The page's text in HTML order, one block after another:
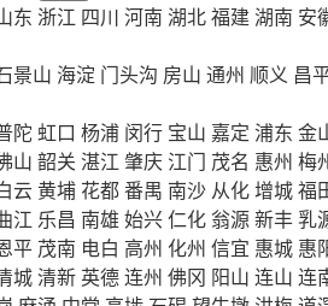
东 浙江 四川 河南 湖北福建湖南 安
景山 海淀 门头沟 房山 通州 顺义 昌
陀 虹口 杨浦 闵行 宝山 嘉定 浦东 金
山 韶关 湛江 肇庆 江门 茂名 惠州 梅
云黄埔 花都番禺 南沙 从化增城福
江 乐昌 南雄 始兴仁化 翁源新丰乳
平 茂南 电白 高州 化州 信宜 惠城 惠
城清新 英德连州 佛冈 阳山 连山 连